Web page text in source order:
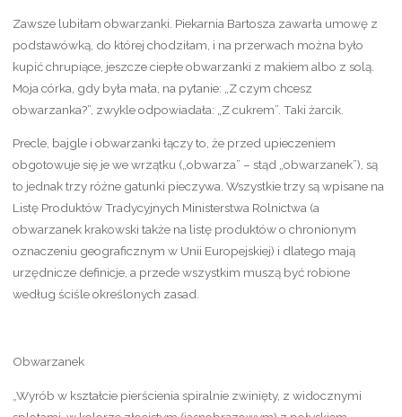
Zawsze lubiłam obwarzanki. Piekarnia Bartosza zawarła umowę z
podstawówką, do której chodziłam, i na przerwach można było
kupić chrupiące, jeszcze ciepłe obwarzanki z makiem albo z solą.
Moja córka, gdy była mała, na pytanie: „Z czym chcesz
obwarzanka?”, zwykle odpowiadała: „Z cukrem”. Taki żarcik.
Precle, bajgle i obwarzanki łączy to, że przed upieczeniem
obgotowuje się je we wrzątku („obwarza” – stąd „obwarzanek”), są
to jednak trzy różne gatunki pieczywa. Wszystkie trzy są wpisane na
Listę Produktów Tradycyjnych Ministerstwa Rolnictwa (a
obwarzanek krakowski także na listę produktów o chronionym
oznaczeniu geograficznym w Unii Europejskiej) i dlatego mają
urzędnicze definicje, a przede wszystkim muszą być robione
według ściśle określonych zasad.
Obwarzanek
„Wyrób w kształcie pierścienia spiralnie zwinięty, z widocznymi